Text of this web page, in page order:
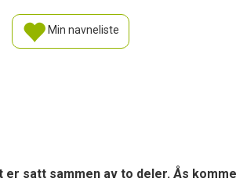
Min navneliste
satt sammen av to deler. Ås